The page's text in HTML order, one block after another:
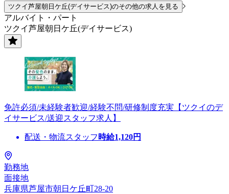
ツクイ芦屋朝日ケ丘(デイサービス)のその他の求人を見る
アルバイト・パート
ツクイ芦屋朝日ケ丘(デイサービス)
免許必須/未経験者歓迎/経験不問/研修制度充実【ツクイのデ
イサービス/送迎スタッフ求人】
配送・物流スタッフ 時給1,120円
勤務地
面接地
兵庫県芦屋市朝日ケ丘町28-20